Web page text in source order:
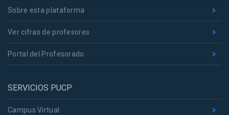
Sobre esta plataforma
Ver cifras de profesores
Portal del Profesorado
SERVICIOS PUCP
Campus Virtual